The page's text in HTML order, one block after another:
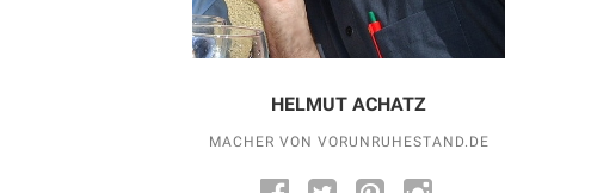
HELMUT ACHATZ
MACHER VON VORUNRUHESTAND.DE